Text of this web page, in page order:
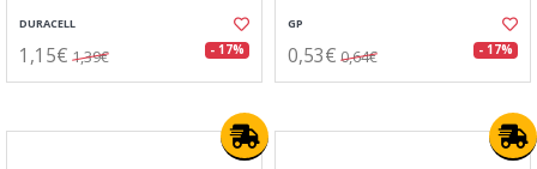
DURACELL
1,15€ 1,39€ - 17%
GP
0,53€ 0,64€ - 17%